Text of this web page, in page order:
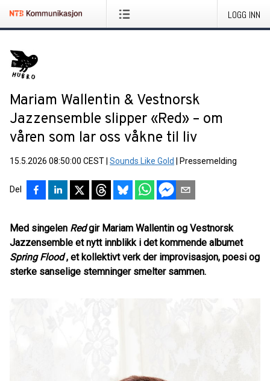
LOGG INN
Mariam Wallentin & Vestnorsk
Jazzensemble slipper «Red» – om
våren som lar oss våkne til liv
15.5.2026 08:50:00 CEST Sounds Like Gold Pressemelding
Del
Med singelen Redgir Mariam Wallentin og Vestnorsk
Jazzensemble et nytt innblikk i det kommende albumet
Spring Flood, et kollektivt verk der improvisasjon, poesi og
sterke sanselige stemninger smelter sammen.